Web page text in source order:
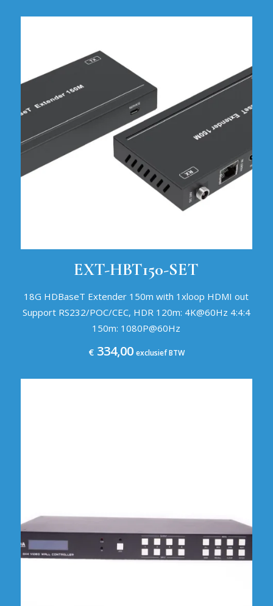
EXT-HBT150-SET
18G HDBaseT Extender 150m with 1xloop HDMI out
Support RS232/POC/CEC, HDR 120m: 4K@60Hz 4:4:4
150m: 1080P@60Hz
€334,00 exclusief BTW